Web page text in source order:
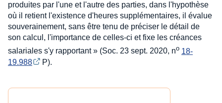
produites par l'une et l'autre des parties, dans l'hypothèse
où il retient l'existence d'heures supplémentaires, il évalue
souverainement, sans être tenu de préciser le détail de
son calcul, l'importance de celles-ci et fixe les créances
salariales s'y rapportant » (Soc. 23 sept. 2020, no 18-
19.988
P).